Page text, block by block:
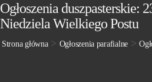
Ogłoszenia duszpasterskie:
Niedziela Wielkiego Postu
Strona główna> Ogłoszenia parafialne >